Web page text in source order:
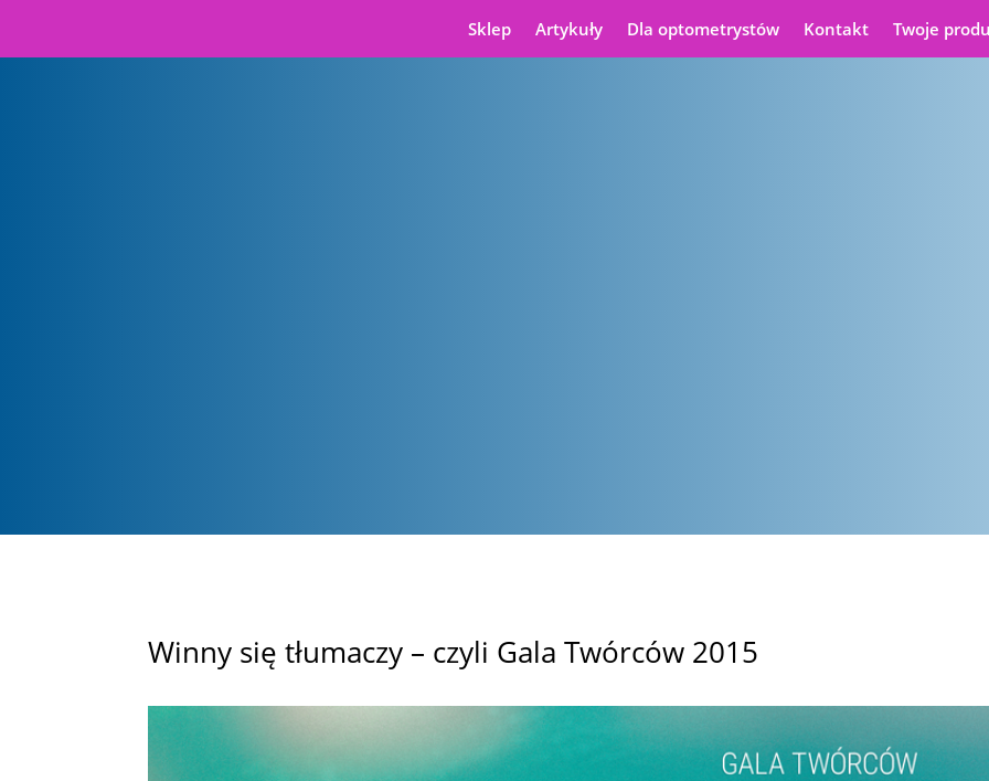
Sklep Artykuły Dla optometrystów Kontakt Twoje
Winny się tłumaczy – czyli Gala Twórców 2015